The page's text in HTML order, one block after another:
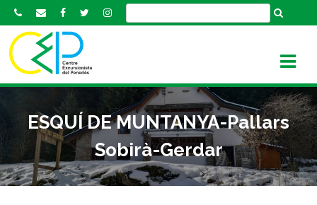
k
n
t
e
ESQUÍ DE MUNTANYA-Pallars
Sobirà-Gerdar